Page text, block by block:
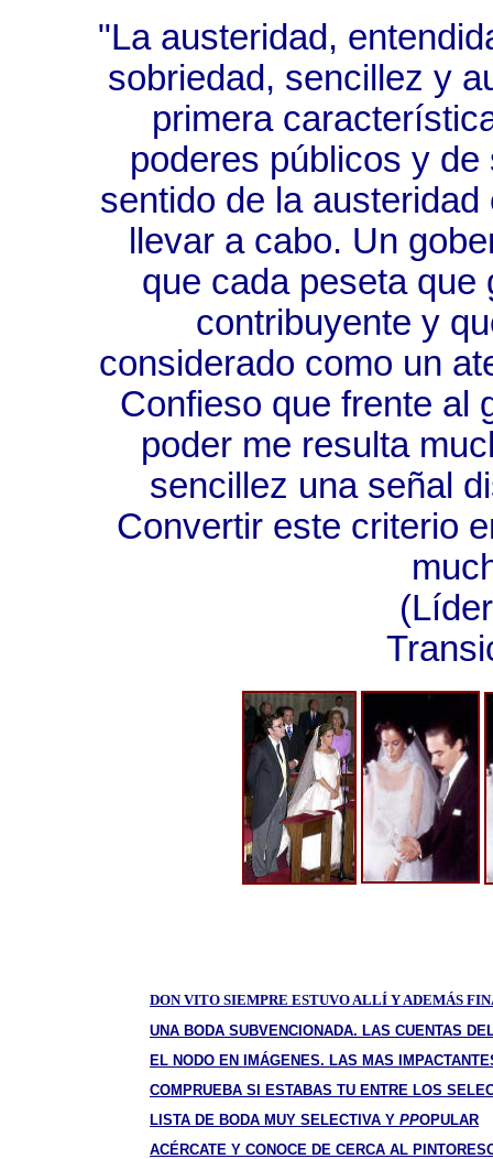
"La austeridad,
sobriedad, sencillez y
primera
poderes públicos y
sentido de la
llevar a cabo. Un
que cada peseta que
contribuyente y
considerado como un
Confieso que frente al
poder me resulta
sencillez una señal
Convertir este criterio
(Líder
DON VITO SIEMPRE ESTUVO ALLÍ Y ADEMÁS
UNA BODA SUBVENCIONADA. LAS CUENTAS
EL NODO EN IMÁGENES. LAS MAS
COMPRUEBA SI ESTABAS TU ENTRE LOS
LISTA DE BODA MUY SELECTIVA Y PPOPULAR
ACÉRCATE Y CONOCE DE CERCA AL